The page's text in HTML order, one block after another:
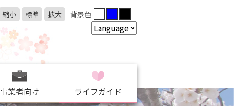
縮小 標準 拡大 背景色
事業者向け ライフガイド